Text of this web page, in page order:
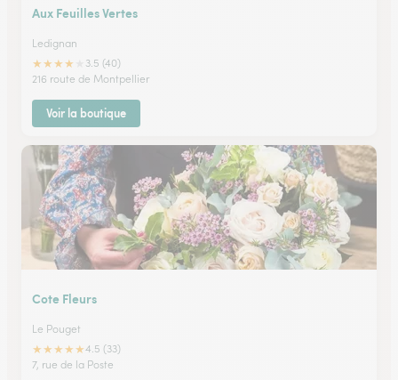
Aux Feuilles Vertes
Ledignan
★★★★
3.5 (40)
216 route de Montpellier
Voir la boutique
Cote Fleurs
Le Pouget
★★★★★4.5 (33)
7, rue de la Poste